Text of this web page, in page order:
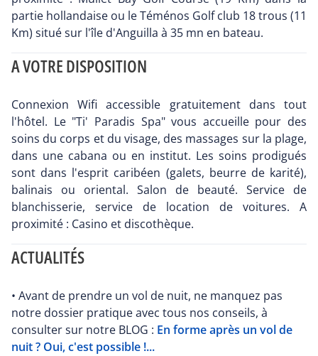
partie hollandaise ou le Téménos Golf club 18 trous (11
Km) situé sur l'île d'Anguilla à 35 mn en bateau.
A VOTRE DISPOSITION
Connexion Wifi accessible gratuitement dans tout
l'hôtel. Le "Ti' Paradis Spa" vous accueille pour des
soins du corps et du visage, des massages sur la plage,
dans une cabana ou en institut. Les soins prodigués
sont dans l'esprit caribéen (galets, beurre de karité),
balinais ou oriental. Salon de beauté. Service de
blanchisserie, service de location de voitures. A
proximité : Casino et discothèque.
ACTUALITÉS
• Avant de prendre un vol de nuit, ne manquez pas
notre dossier pratique avec tous nos conseils, à
consulter sur notre BLOG : En forme après un vol de
nuit ? Oui, c'est possible !...